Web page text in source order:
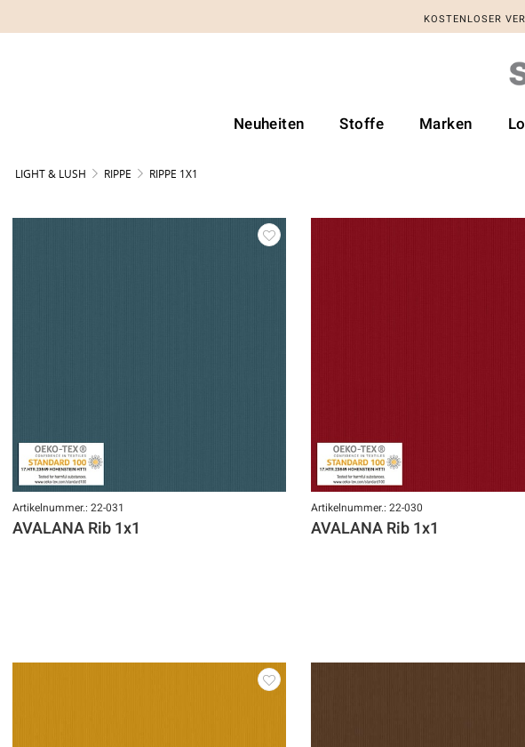
KOSTENLOSER
Neuheiten Stoffe Marken
LIGHT & LUSH RIPPE RIPPE 1X1
Artikelnummer.: 22-031
AVALANA Rib 1x1
Artikelnummer.: 22-030
AVALANA Rib 1x1